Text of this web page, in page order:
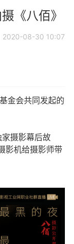
《八佰》
2020-08-30 10:07
金会共同发起的
摄影幕后故
影机给摄影师带